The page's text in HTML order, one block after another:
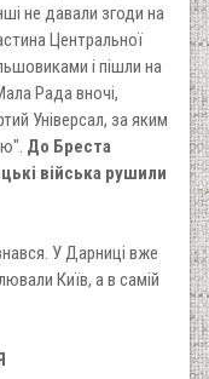
не давали згоди на
Центральної
і пішли на
Рада вночі,
Універсал, за яким
До Бреста
війська рушили
У Дарниці вже
Київ, а в самій